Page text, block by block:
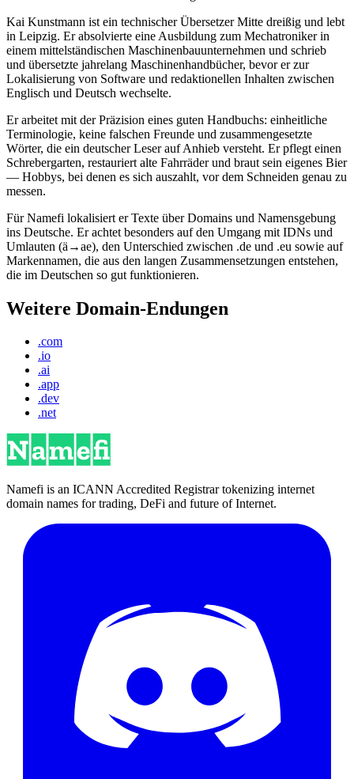
Kai Kunstmann ist ein technischer Übersetzer Mitte dreißig und lebt
in Leipzig. Er absolvierte eine Ausbildung zum Mechatroniker in
einem mittelständischen Maschinenbauunternehmen und schrieb
und übersetzte jahrelang Maschinenhandbücher, bevor er zur
Lokalisierung von Software und redaktionellen Inhalten zwischen
Englisch und Deutsch wechselte.
Er arbeitet mit der Präzision eines guten Handbuchs: einheitliche
Terminologie, keine falschen Freunde und zusammengesetzte
Wörter, die ein deutscher Leser auf Anhieb versteht. Er pflegt einen
Schrebergarten, restauriert alte Fahrräder und braut sein eigenes Bier
— Hobbys, bei denen es sich auszahlt, vor dem Schneiden genau zu
messen.
Für Namefi lokalisiert er Texte über Domains und Namensgebung
ins Deutsche. Er achtet besonders auf den Umgang mit IDNs und
Umlauten (ä→ae), den Unterschied zwischen .de und .eu sowie auf
Markennamen, die aus den langen Zusammensetzungen entstehen,
die im Deutschen so gut funktionieren.
Weitere Domain-Endungen
.com
.io
.ai
.app
.dev
.net
Namefi is an ICANN Accredited Registrar tokenizing internet
domain names for trading, DeFi and future of Internet.